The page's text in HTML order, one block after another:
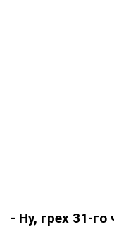
- Ну, грех 31-го